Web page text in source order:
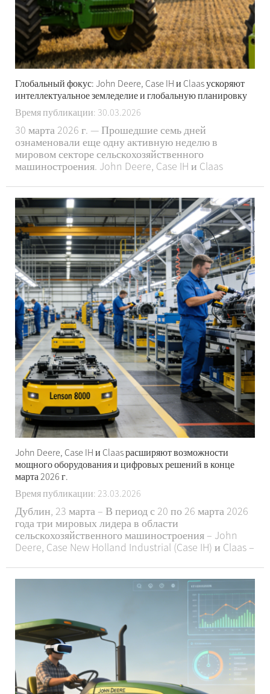
Глобальный фокус: John Deere, Case IH и Claas ускоряют
интеллектуальное земледелие и глобальную планировку
Время публикации: 30.03.2026
30 марта 2026 г. — Прошедшие семь дней
ознаменовали еще одну активную неделю в
мировом секторе сельскохозяйственного
машиностроения. John Deere, Case IH и Claas
расширяют производственные мощности,
продвигают цифровые решения и укрепляют
региональную структуру рынка, реагируя на...
John Deere, Case IH и Claas расширяют возможности
мощного оборудования и цифровых решений в конце
марта 2026 г.
Время публикации: 23.03.2026
Дублин, 23 марта – В период с 20 по 26 марта 2026
года три мировых лидера в области
сельскохозяйственного машиностроения – John
Deere, Case New Holland Industrial (Case IH) и Claas –
посредством серии обновлений продукции,
технологических демонстраций и расширения